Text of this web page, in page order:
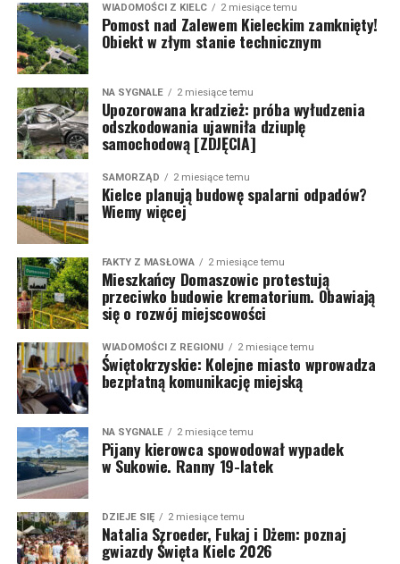
WIADOMOŚCI Z KIELC 2 miesiące temu
Pomost nad Zalewem Kieleckim zamknięty!
Obiekt w złym stanie technicznym
NA SYGNALE 2 miesiące temu
Upozorowana kradzież: próba wyłudzenia
odszkodowania ujawniła dziuplę
samochodową [ZDJĘCIA]
SAMORZĄD 2 miesiące temu
Kielce planują budowę spalarni odpadów?
Wiemy więcej
FAKTY Z MASŁOWA 2 miesiące temu
Mieszkańcy Domaszowic protestują
przeciwko budowie krematorium. Obawiają
się o rozwój miejscowości
WIADOMOŚCI Z REGIONU 2 miesiące temu
Świętokrzyskie: Kolejne miasto wprowadza
bezpłatną komunikację miejską
NA SYGNALE 2 miesiące temu
Pijany kierowca spowodował wypadek
w Sukowie. Ranny 19-latek
DZIEJE SIĘ 2 miesiące temu
Natalia Szroeder, Fukaj i Dżem: poznaj
gwiazdy Święta Kielc 2026